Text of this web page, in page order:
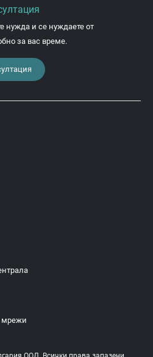
нужда и се нуждаете от
за вас време.
мрежи